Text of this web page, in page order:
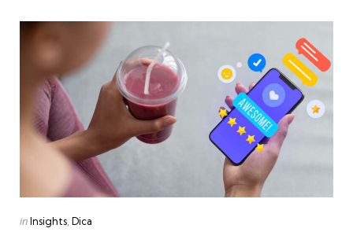
Categories
Posted
inInsights Dica